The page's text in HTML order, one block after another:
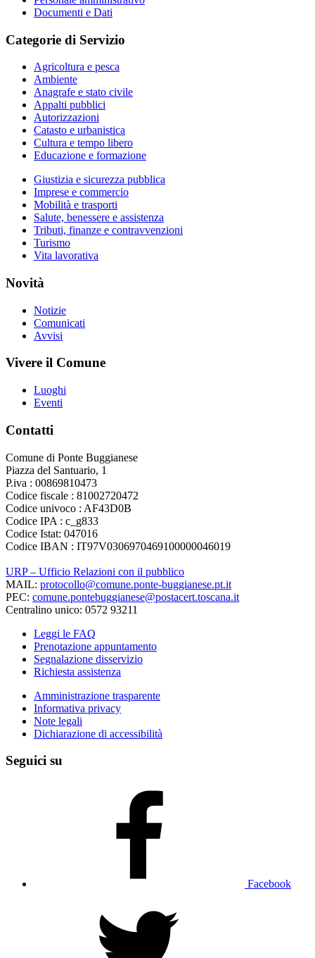
Documenti e Dati
Categorie di Servizio
Agricoltura e pesca
Ambiente
Anagrafe e stato civile
Appalti pubblici
Autorizzazioni
Catasto e urbanistica
Cultura e tempo libero
Educazione e formazione
Giustizia e sicurezza pubblica
Imprese e commercio
Mobilità e trasporti
Salute, benessere e assistenza
Tributi, finanze e contravvenzioni
Turismo
Vita lavorativa
Novità
Notizie
Comunicati
Avvisi
Vivere il Comune
Luoghi
Eventi
Contatti
Comune di Ponte Buggianese
Piazza del Santuario, 1
P.iva : 00869810473
Codice fiscale : 81002720472
Codice univoco : AF43D0B
Codice IPA : c_g833
Codice Istat: 047016
Codice IBAN : IT97V0306970469100000046019
URP – Ufficio Relazioni con il pubblico
MAIL: protocollo@comune.ponte-buggianese.pt.it
PEC: comune.pontebuggianese@postacert.toscana.it
Centralino unico: 0572 93211
Leggi le FAQ
Prenotazione appuntamento
Segnalazione disservizio
Richiesta assistenza
Amministrazione trasparente
Informativa privacy
Note legali
Dichiarazione di accessibilità
Seguici su
Facebook